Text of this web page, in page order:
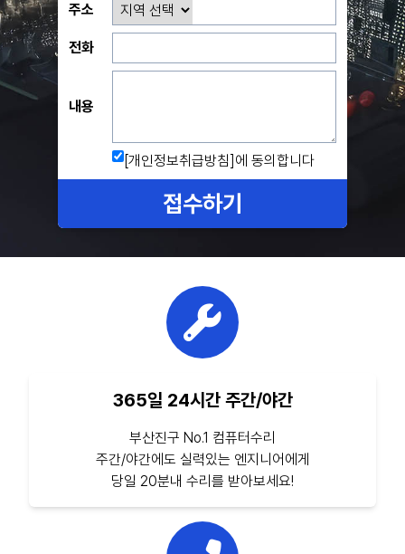
주소
전화
내용
[개인정보취급방침] 에 동의합니다
접수하기
365일 24시간 주간/야간
부산진구 No.1 컴퓨터수리
주간/야간에도 실력있는 엔지니어에게
당일 20분내 수리를 받아보세요!